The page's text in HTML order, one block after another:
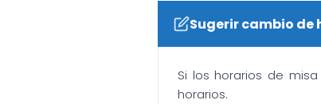
Sugerir cambio de
Si los horarios de
horarios.